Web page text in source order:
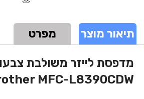
תיאור מוצר מפרט
מדפסת לייזר משולבת
MFC-L8390CDW